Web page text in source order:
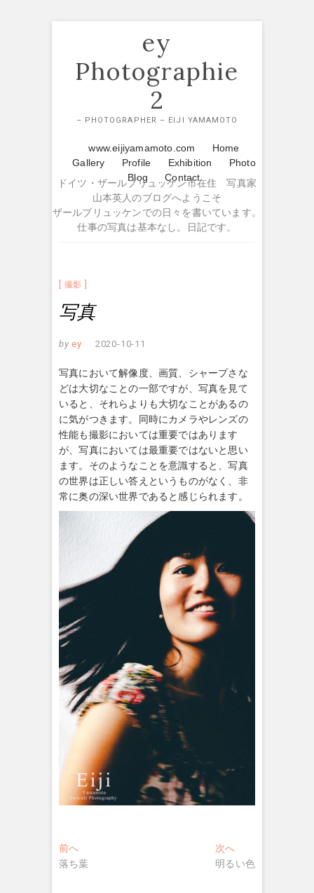
ey
Photographie
2
– PHOTOGRAPHER – EIJI YAMAMOTO
www.eijiyamamoto.com
Home
Gallery
Profile Exhibition
Photo
Blog
Contact
ドイツ・ザールブリュッケン市在住 写真家
山本英人のブログへようこそ
ザールブリュッケンでの日々を書いています。
仕事の写真は基本なし。日記です。
撮影
写真
by ey 2020-10-11
写真において解像度、画質、シャープさな
どは大切なことの一部ですが、写真を見て
いると、それらよりも大切なことがあるの
に気がつきます。同時にカメラやレンズの
性能も撮影においては重要ではあります
が、写真においては最重要ではないと思い
ます。そのようなことを意識すると、写真
の世界は正しい答えというものがなく、非
常に奥の深い世界であると感じられます。
投
稿
前へ過
去
落ち葉
次へ次
の
明るい色